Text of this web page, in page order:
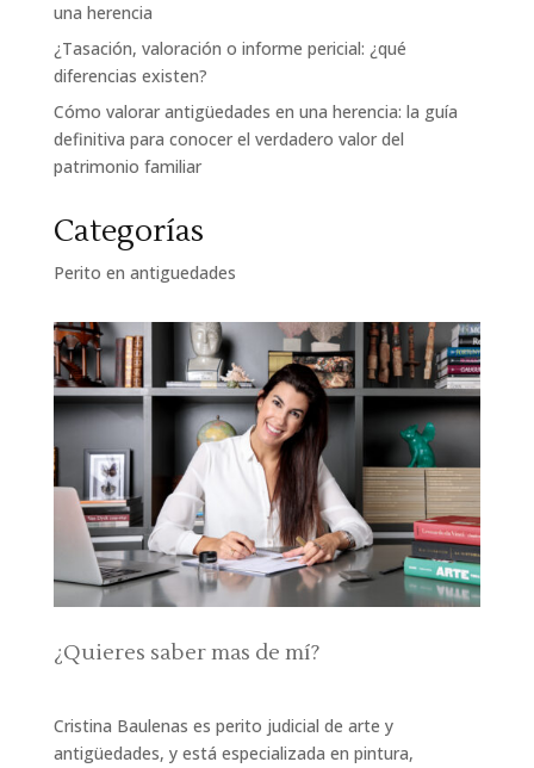
una herencia
¿Tasación, valoración o informe pericial: ¿qué
diferencias existen?
Cómo valorar antigüedades en una herencia: la guía
definitiva para conocer el verdadero valor del
patrimonio familiar
Categorías
Perito en antiguedades
¿Quieres saber mas de mí?
Cristina Baulenas es perito judicial de arte y
antigüedades, y está especializada en pintura,